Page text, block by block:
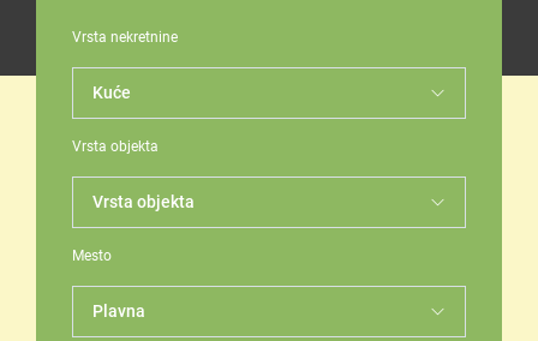
Vrsta nekretnine
Vrsta objekta
Mesto